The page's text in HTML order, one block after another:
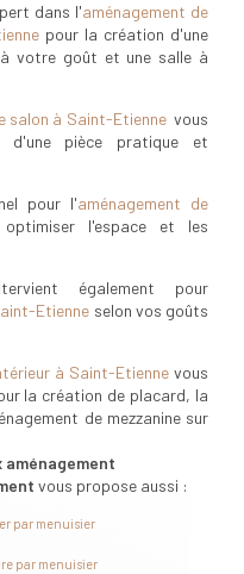
dans l'aménagement de
pour la création d'une
votre goût et une salle à
salon à Saint-Etiennevous
d'une pièce pratique et
pour l'aménagement de
l'espace et les
également pour
Etienne selon vos goûts
à Saint-Etienne vous
la création de placard, la
de mezzanine sur
aménagement
vous propose aussi :
par menuisier
par menuisier